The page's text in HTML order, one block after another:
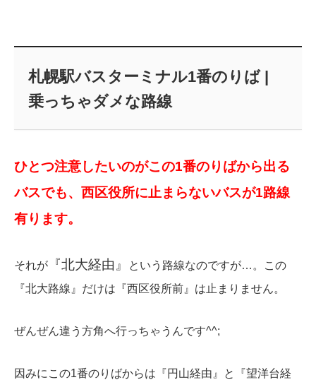
札幌駅バスターミナル1番のりば |
乗っちゃダメな路線
ひとつ注意したいのがこの1番のりばから出る
バスでも、西区役所に止まらないバスが1路線
有ります。
それが 『北大経由』
という路線なのですが…。この
『北大路線』だけは『西区役所前』は止まりません。
ぜんぜん違う方角へ行っちゃうんです^^;
因みにこの1番のりばからは『円山経由』と『望洋台経